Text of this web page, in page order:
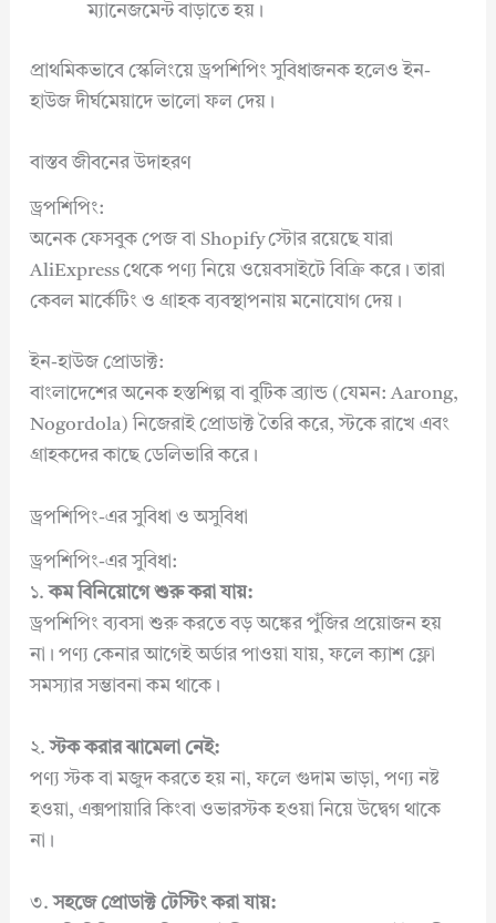
ম্যানেজমেন্ট বাড়াতে হয়।
প্রাথমিকভাবে স্কেলিংয়ে ড্রপশিপিং সুবিধাজনক হলেও ইন-
হাউজ দীর্ঘমেয়াদে ভালো ফল দেয়।
বাস্তব জীবনের উদাহরণ
ড্রপশিপিং:
অনেক ফেসবুক পেজ বা Shopify স্টোর রয়েছে যারা
AliExpress থেকে পণ্য নিয়ে ওয়েবসাইটে বিক্রি করে। তারা
কেবল মার্কেটিং ও গ্রাহক ব্যবস্থাপনায় মনোযোগ দেয়।
ইন-হাউজ প্রোডাক্ট:
বাংলাদেশের অনেক হস্তশিল্প বা বুটিক ব্র্যান্ড (যেমন: Aarong,
Nogordola) নিজেরাই প্রোডাক্ট তৈরি করে, স্টকে রাখে এবং
গ্রাহকদের কাছে ডেলিভারি করে।
ড্রপশিপিং-এর সুবিধা ও অসুবিধা
ড্রপশিপিং-এর সুবিধা:
১.কম বিনিয়োগে শুরু করা যায়:
ড্রপশিপিং ব্যবসা শুরু করতে বড় অঙ্কের পুঁজির প্রয়োজন হয়
না। পণ্য কেনার আগেই অর্ডার পাওয়া যায়, ফলে ক্যাশ ফ্লো
সমস্যার সম্ভাবনা কম থাকে।
২.স্টক করার ঝামেলা নেই:
পণ্য স্টক বা মজুদ করতে হয় না, ফলে গুদাম ভাড়া, পণ্য নষ্ট
হওয়া, এক্সপায়ারি কিংবা ওভারস্টক হওয়া নিয়ে উদ্বেগ থাকে
না।
৩.সহজে প্রোডাক্ট টেস্টিং করা যায়: